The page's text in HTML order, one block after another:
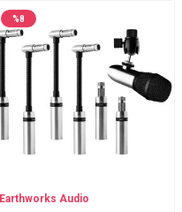
%8
Earthworks Audio